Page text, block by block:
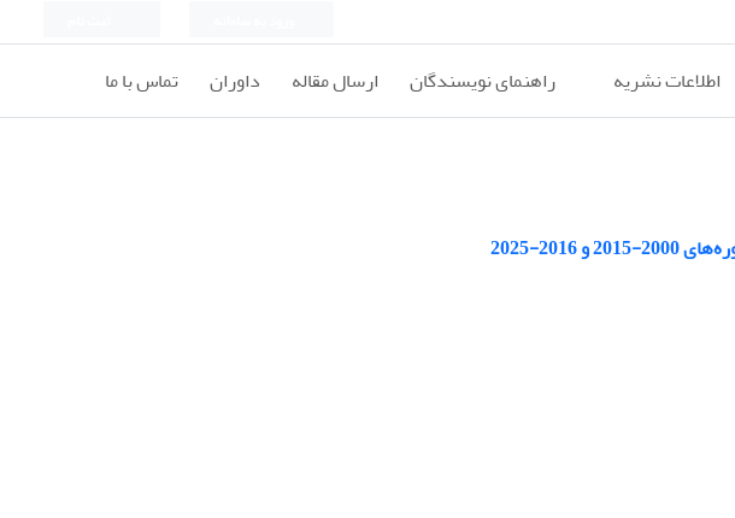
اطلاعات نشریه راهنمای نویسندگان ارسال مقاله داوران تماس با ما
2025